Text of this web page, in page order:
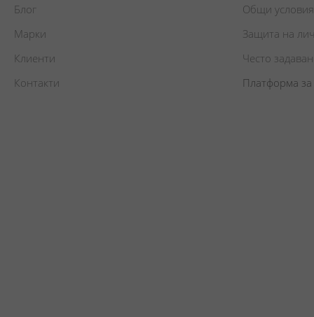
Блог
Марки
Клиенти
Контакти
Общи условия
Защита на
Често
Платформа